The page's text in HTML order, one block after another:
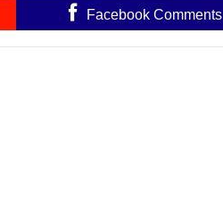
Facebook Comments